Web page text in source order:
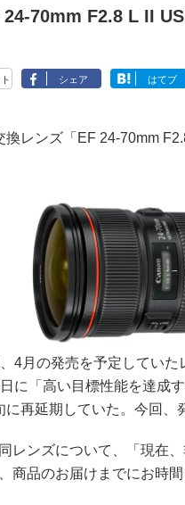
24-70mm F2.8 L II
シェア はてブ
レンズ「EF 24-70mm
4月の発売を予定していた
に「高い目標性能を達成
再延期していた。今回、
レンズについて、「現在
商品のお届けまでにお時